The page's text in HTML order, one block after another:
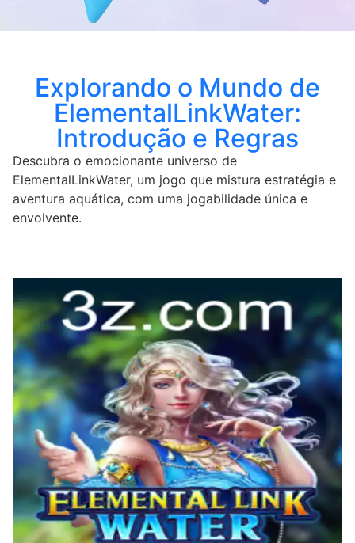
Explorando o Mundo de
ElementalLinkWater:
Introdução e Regras
Descubra o emocionante universo de
ElementalLinkWater, um jogo que mistura estratégia e
aventura aquática, com uma jogabilidade única e
envolvente.